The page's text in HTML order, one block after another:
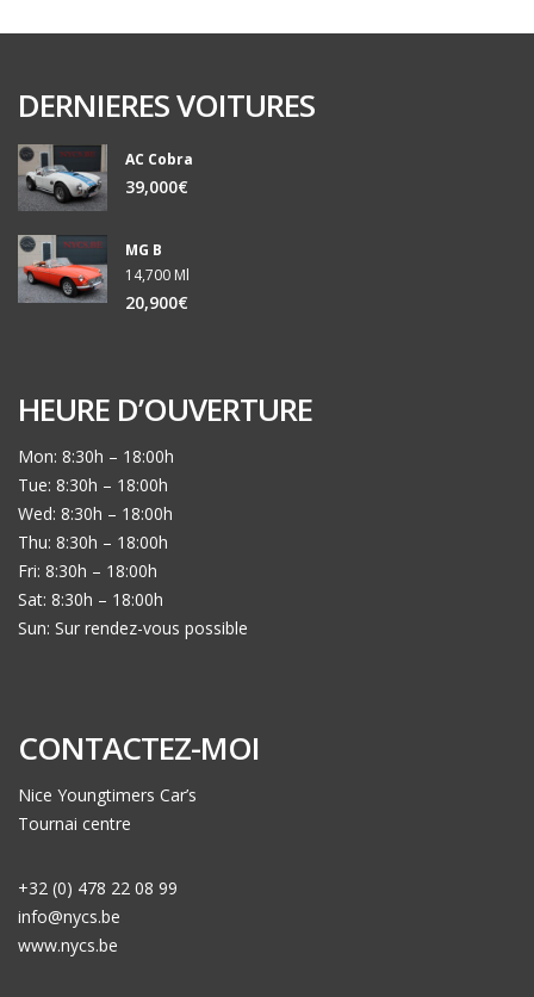
DERNIERES VOITURES
AC Cobra
39,000€
MG B
14,700 Ml
20,900€
HEURE D’OUVERTURE
Mon: 8:30h – 18:00h
Tue: 8:30h – 18:00h
Wed: 8:30h – 18:00h
Thu: 8:30h – 18:00h
Fri: 8:30h – 18:00h
Sat: 8:30h – 18:00h
Sun: Sur rendez-vous possible
CONTACTEZ-MOI
Nice Youngtimers Car’s
Tournai centre
+32 (0) 478 22 08 99
info@nycs.be
www.nycs.be